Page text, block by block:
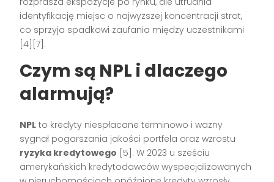
identyfikację miejsc o najwyższej koncentracji strat,
co sprzyja spadkowi zaufania między uczestnikami
[4][7].
Czym są NPL i dlaczego
alarmują?
NPL to kredyty niespłacane terminowo i ważny
sygnał pogarszania jakości portfela oraz wzrostu
ryzyka kredytowego [5]. W 2023 u sześciu
amerykańskich kredytodawców wyspecjalizowanych